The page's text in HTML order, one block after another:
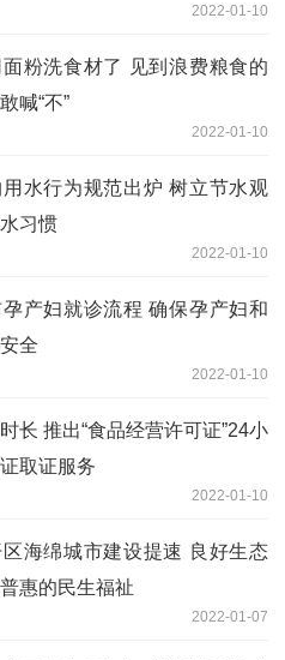
2022-01-10
粉洗食材了 见到浪费粮食的
喊“不”
2022-01-10
水行为规范出炉 树立节水观
习惯
2022-01-10
产妇就诊流程 确保孕产妇和
全
2022-01-10
长 推出“食品经营许可证”24小
取证服务
2022-01-10
海绵城市建设提速 良好生态
惠的民生福祉
2022-01-07